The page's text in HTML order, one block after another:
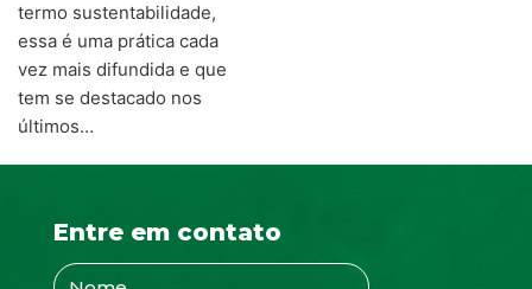
termo sustentabilidade,
essa é uma prática cada
vez mais difundida e que
tem se destacado nos
últimos…
Entre em contato